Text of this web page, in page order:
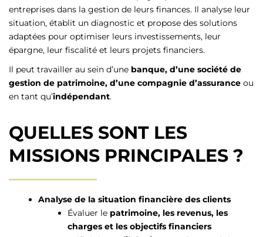
entreprises dans la gestion de leurs finances. Il analyse leur
situation, établit un diagnostic et propose des solutions
adaptées pour optimiser leurs investissements, leur
épargne, leur fiscalité et leurs projets financiers.
Il peut travailler au sein d’une banque, d’une société de
gestion de patrimoine, d’une compagnie d’assurance ou
en tant qu’indépendant.
QUELLES SONT LES
MISSIONS PRINCIPALES ?
Analyse de la situation financière des clients
Évaluer le patrimoine, les revenus, les
charges et les objectifs financiers